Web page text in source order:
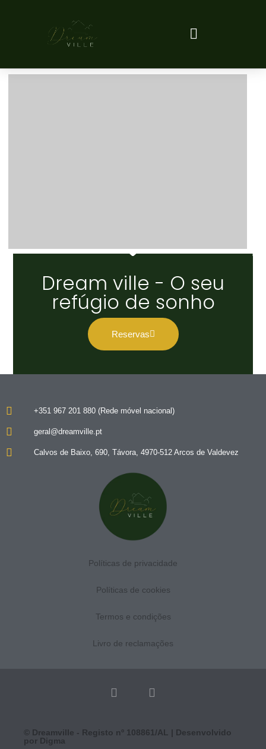
Turismo da
Venha conhecer a Dreamville ,
não se irá arrepender
Saber mais
Dream ville - O seu
refúgio de sonho
Reservas
+351 967 201 880 (Rede móvel nacional)
geral@dreamville.pt
Calvos de Baixo, 690, Távora, 4970-512 Arcos de Valdevez
Políticas de privacidade
Políticas de cookies
Termos e condições
Livro de reclamações
© Dreamville - Registo nº 108861/AL | Desenvolvido
por Digma